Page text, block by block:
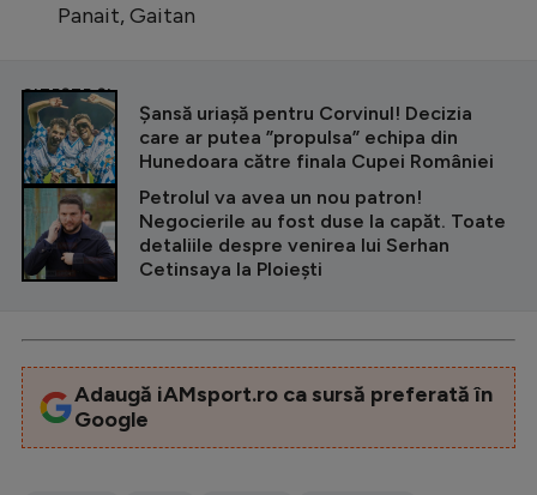
Panait, Gaitan
CITEȘTE ȘI
Șansă uriașă pentru Corvinul! Decizia
care ar putea ”propulsa” echipa din
Hunedoara către finala Cupei României
Petrolul va avea un nou patron!
Negocierile au fost duse la capăt. Toate
detaliile despre venirea lui Serhan
Cetinsaya la Ploiești
Adaugă iAMsport.ro ca sursă preferată în
Google